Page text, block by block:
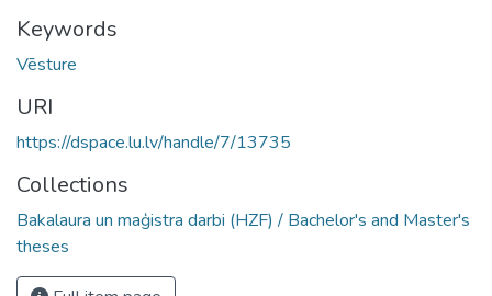
Keywords
Vēsture
URI
https://dspace.lu.lv/handle/7/13735
Collections
Bakalaura un maģistra darbi (HZF) / Bachelor's and Master's
theses